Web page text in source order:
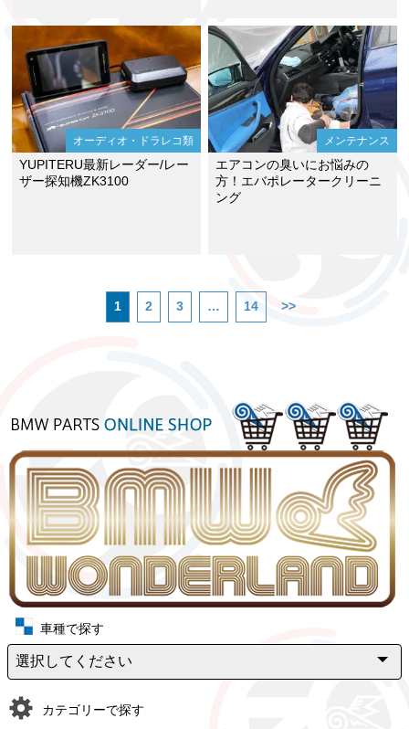
車種で探す
カテゴリーで探す
オーディオ・ドラレコ類
YUPITERU最新レーダー/レー
ザー探知機ZK3100
メンテナンス
エアコンの臭いにお悩みの
方！エバポレータークリーニ
ング
1 2 3 … 14 >>